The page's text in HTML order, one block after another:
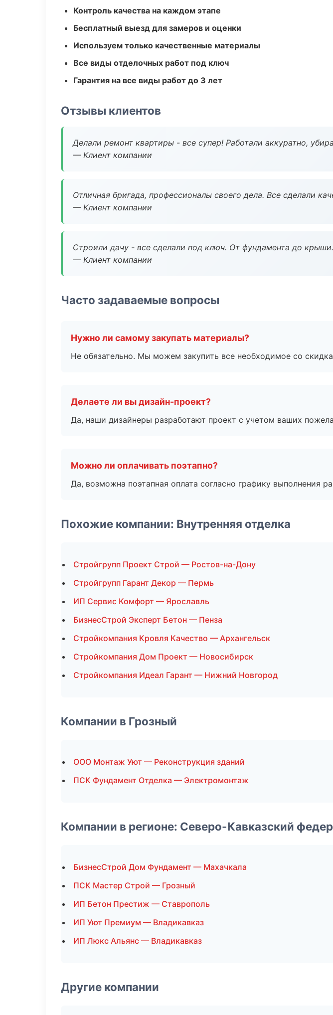
Контроль качества на каждом этапе
Бесплатный выезд для замеров и оценки
Используем только качественные материалы
Все виды отделочных работ под ключ
Гарантия на все виды работ до 3 лет
Отзывы клиентов
Делали ремонт квартиры - все супер! Работали аккуратно,
— Клиент компании
Отличная бригада, профессионалы своего дела. Все сделали
— Клиент компании
Строили дачу - все сделали под ключ. От фундамента до
— Клиент компании
Часто задаваемые вопросы
Нужно ли самому закупать материалы?
Не обязательно. Мы можем закупить все необходимое со
Делаете ли вы дизайн-проект?
Да, наши дизайнеры разработают проект с учетом ваших
Можно ли оплачивать поэтапно?
Да, возможна поэтапная оплата согласно графику выполнения
Похожие компании: Внутренняя отделка
Стройгрупп Проект Строй — Ростов-на-Дону
Стройгрупп Гарант Декор — Пермь
ИП Сервис Комфорт — Ярославль
БизнесСтрой Эксперт Бетон — Пенза
Стройкомпания Кровля Качество — Архангельск
Стройкомпания Дом Проект — Новосибирск
Стройкомпания Идеал Гарант — Нижний Новгород
Компании в Грозный
ООО Монтаж Уют — Реконструкция зданий
ПСК Фундамент Отделка — Электромонтаж
Компании в регионе: Северо-Кавказский
БизнесСтрой Дом Фундамент — Махачкала
ПСК Мастер Строй — Грозный
ИП Бетон Престиж — Ставрополь
ИП Уют Премиум — Владикавказ
ИП Люкс Альянс — Владикавказ
Другие компании